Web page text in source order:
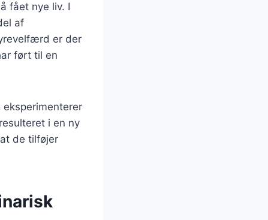
fået nye liv. I
af
er der
ført til en
i en ny
de tilføjer